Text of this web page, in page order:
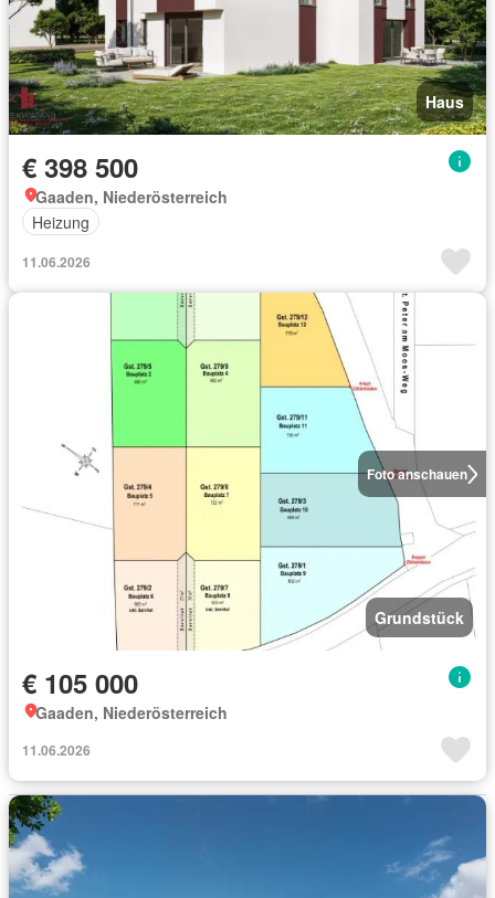
Haus
€ 398 500
Gaaden, Niederösterreich
Heizung
11.06.2026
Foto anschauen
Grundstück
€ 105 000
Gaaden, Niederösterreich
11.06.2026